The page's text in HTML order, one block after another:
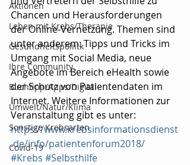
Aktionen
Leben mit Krebs/Therapie
Gesundheitspoliitk
Ihre Community
Buchtipp/Apps/Digital
Umwelt/Natur/Klima
Sonstige Krebsarten
Covid-19
Chancen und Herausforderungen
der Online-Vernetzung. Themen sind
unter anderem: Tipps und Tricks im
Umgang mit Social Media, neue
Angebote im Bereich eHealth sowie
der Schutz von Patientendaten im
Internet. Weitere Informationen zur
Veranstaltung gibt es unter:
https://www.krebsinformationsdienst
.de/info/patientenforum2018/
#Krebs #Selbsthilfe